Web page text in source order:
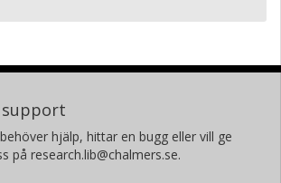
support
hjälp, hittar en bugg eller vill ge
på research.lib@chalmers.se.